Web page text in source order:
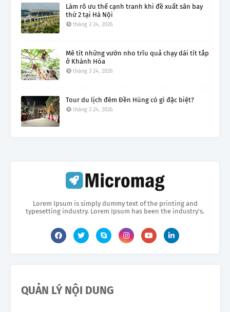
Làm rõ ưu thế cạnh tranh khi đề xuất sân bay
thứ 2 tại Hà Nội
tháng 3 24, 2026
Mê tít những vườn nho trĩu quả chạy dài tít tắp
ở Khánh Hòa
tháng 3 24, 2026
Tour du lịch đêm Đền Hùng có gì đặc biệt?
tháng 3 24, 2026
Lorem Ipsum is simply dummy text of the printing and
typesetting industry. Lorem Ipsum has been the industry's.
QUẢN LÝ NỘI DUNG